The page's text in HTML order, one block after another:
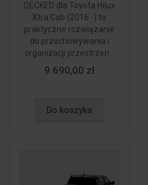
DECKED dla Toyota Hilux
Xtra Cab (2016 -) to
praktyczne rozwiązanie
do przechowywania i
organizacji przestrzen...
9 690,00 zł
Do koszyka